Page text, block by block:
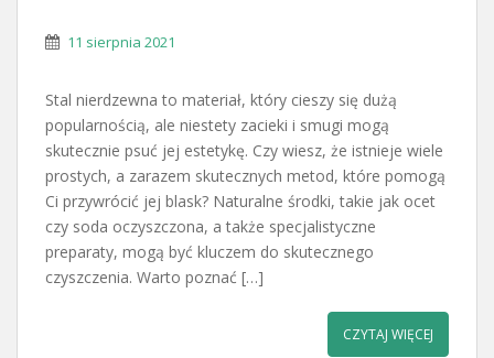
11 sierpnia 2021
Stal nierdzewna to materiał, który cieszy się dużą
popularnością, ale niestety zacieki i smugi mogą
skutecznie psuć jej estetykę. Czy wiesz, że istnieje wiele
prostych, a zarazem skutecznych metod, które pomogą
Ci przywrócić jej blask? Naturalne środki, takie jak ocet
czy soda oczyszczona, a także specjalistyczne
preparaty, mogą być kluczem do skutecznego
czyszczenia. Warto poznać […]
CZYTAJ WIĘCEJ